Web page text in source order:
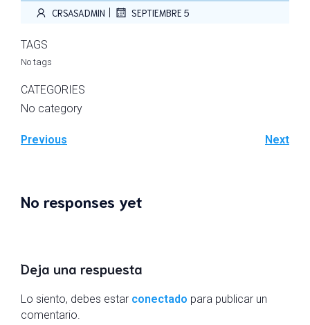
CRSASADMIN SEPTIEMBRE 5
TAGS
No tags
CATEGORIES
No category
Previous Next
No responses yet
Deja una respuesta
Lo siento, debes estar conectado para publicar un
comentario.